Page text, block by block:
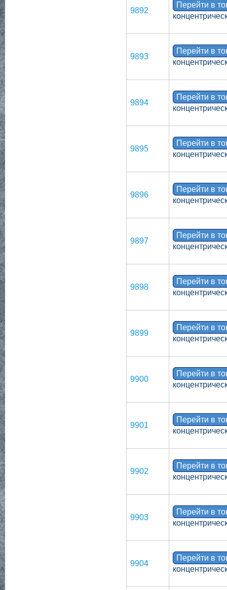
9892
Перейти в
9893
Перейти в
9894
Перейти в
9895
Перейти в
9896
Перейти в
9897
Перейти в
9898
Перейти в
9899
Перейти в
9900
Перейти в
9901
Перейти в
9902
Перейти в
9903
Перейти в
9904
Перейти в